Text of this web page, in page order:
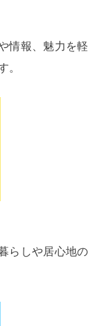
情報、魅力を軽
。
らしや居心地の